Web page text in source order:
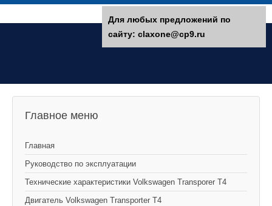
Главное меню
Главная
Руководство по эксплуатации
Технические характеристики Volkswagen Transporer T4
Двигатель Volkswagen Transporter T4
Для любых предложений по
сайту: claxone@cp9.ru